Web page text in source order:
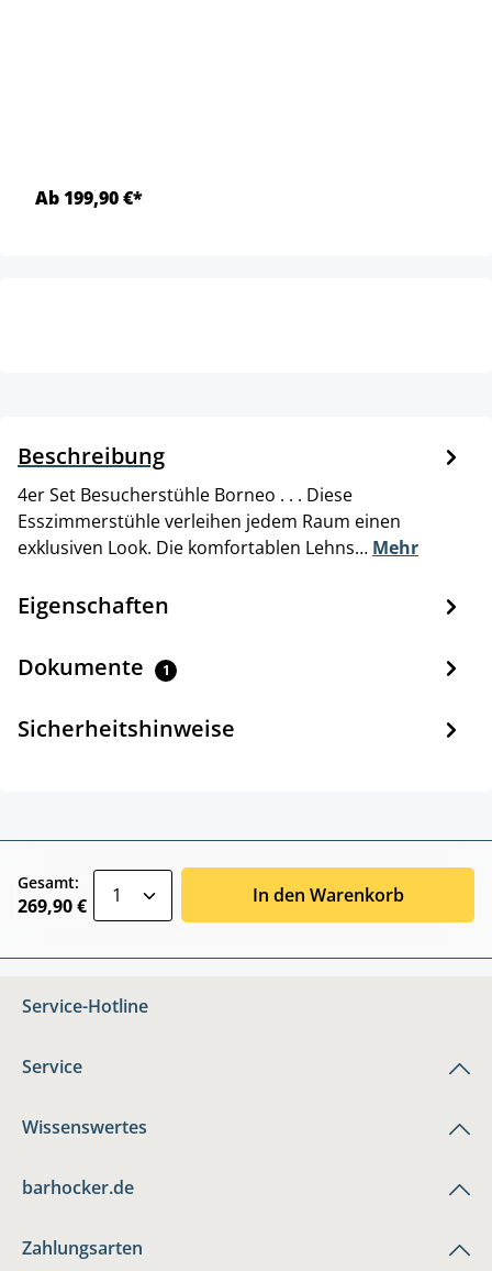
Ab 199,90 €*
Beschreibung
4er Set Besucherstühle Borneo . . . Diese
Esszimmerstühle verleihen jedem Raum einen
exklusiven Look. Die komfortablen Lehns… Mehr
Eigenschaften
Dokumente 1
Sicherheitshinweise
Gesamt:
269,90 € In den Warenkorb
Service-Hotline
Service
Wissenswertes
barhocker.de
Zahlungsarten